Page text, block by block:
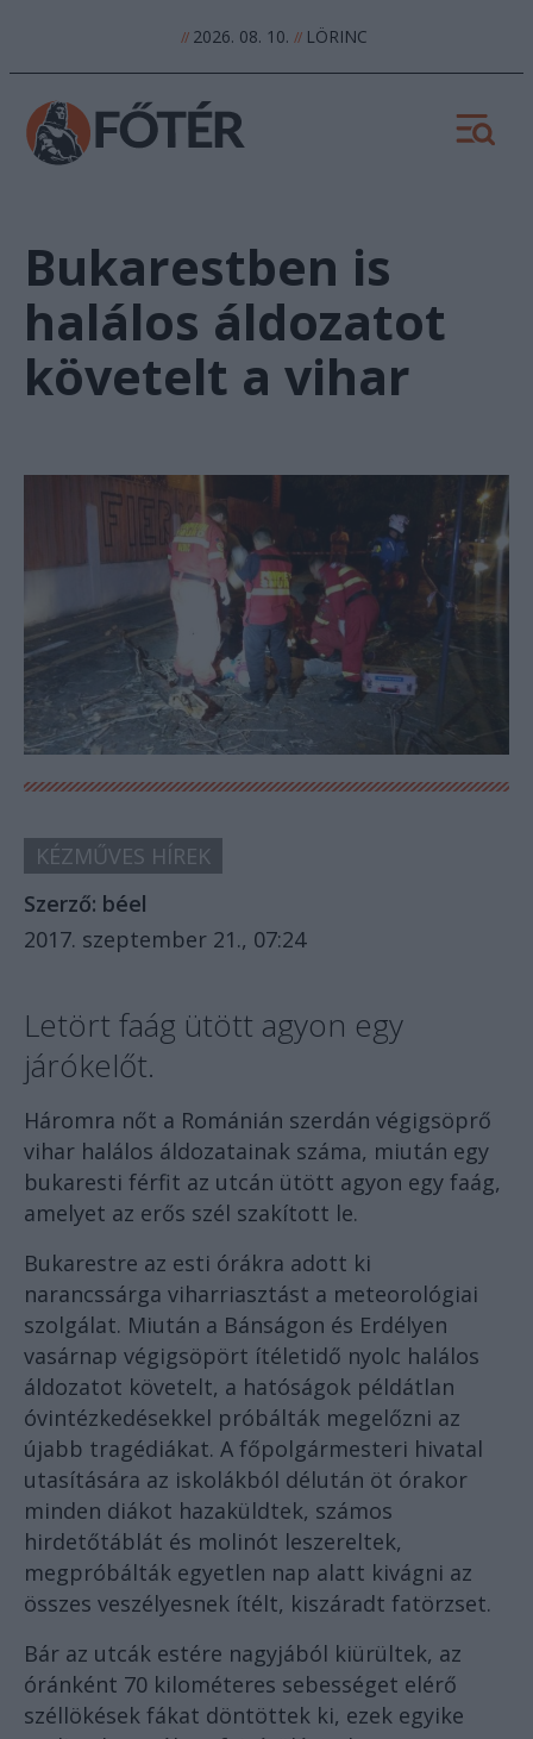
//2026. 08. 10. //LÖRINC
Bukarestben is
halálos áldozatot
követelt a vihar
KÉZMŰVES HÍREK
Szerző: béel
2017. szeptember 21., 07:24
Letört faág ütött agyon egy
járókelőt.
Háromra nőt a Románián szerdán végigsöprő
vihar halálos áldozatainak száma, miután egy
bukaresti férfit az utcán ütött agyon egy faág,
amelyet az erős szél szakított le.
Bukarestre az esti órákra adott ki
narancssárga viharriasztást a meteorológiai
szolgálat. Miután a Bánságon és Erdélyen
vasárnap végigsöpört ítéletidő nyolc halálos
áldozatot követelt, a hatóságok példátlan
óvintézkedésekkel próbálták megelőzni az
újabb tragédiákat. A főpolgármesteri hivatal
utasítására az iskolákból délután öt órakor
minden diákot hazaküldtek, számos
hirdetőtáblát és molinót leszereltek,
megpróbálták egyetlen nap alatt kivágni az
összes veszélyesnek ítélt, kiszáradt fatörzset.
Bár az utcák estére nagyjából kiürültek, az
óránként 70 kilométeres sebességet elérő
széllökések fákat döntöttek ki, ezek egyike